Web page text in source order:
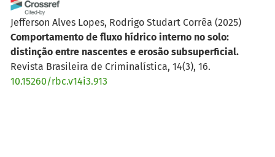
Jefferson Alves Lopes, Rodrigo Studart Corrêa (2025)
Comportamento de fluxo hídrico interno no solo:
distinção entre nascentes e erosão subsuperficial.
Revista Brasileira de Criminalística, 14(3), 16.
10.15260/rbc.v14i3.913